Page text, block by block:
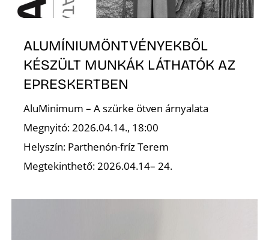
ALUMÍNIUMÖNTVÉNYEKBŐL
KÉSZÜLT MUNKÁK LÁTHATÓK AZ
EPRESKERTBEN
AluMinimum – A szürke ötven árnyalata
Megnyitó: 2026.04.14., 18:00
Helyszín: Parthenón-fríz Terem
Megtekinthető: 2026.04.14– 24.